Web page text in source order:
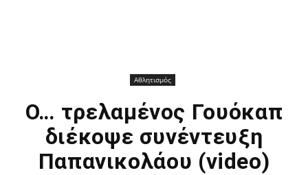
Αθλητισμός
O… τρελαμένος Γουόκαπ
διέκοψε συνέντευξη
Παπανικολάου (video)